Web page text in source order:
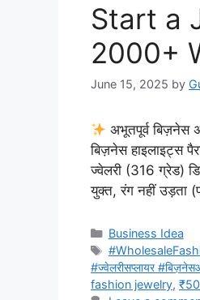
Start a
2000+
June 15, 2025 by
अभूतपूर्व बिज़नेस
बिज़नेस हाइलाइट्स
ज्वेलरी (316 ग्रेड)
युक्त, रंग नहीं उड़ता
Categories
Business Idea
Tags
#ज्वेलरीसप्लायर
fashion jewelry,